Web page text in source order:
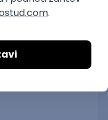
Azure
DevOps